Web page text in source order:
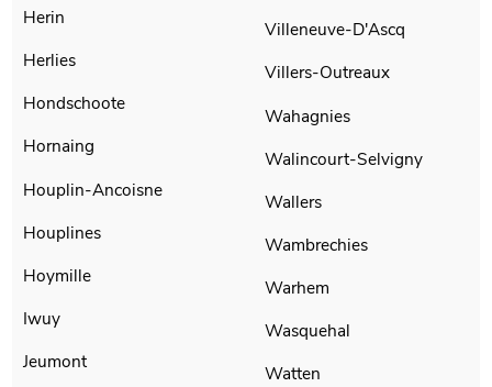
Herin
Herlies
Hondschoote
Hornaing
Houplin-Ancoisne
Houplines
Hoymille
Iwuy
Jeumont
Villeneuve-D'Ascq
Villers-Outreaux
Wahagnies
Walincourt-Selvigny
Wallers
Wambrechies
Warhem
Wasquehal
Watten